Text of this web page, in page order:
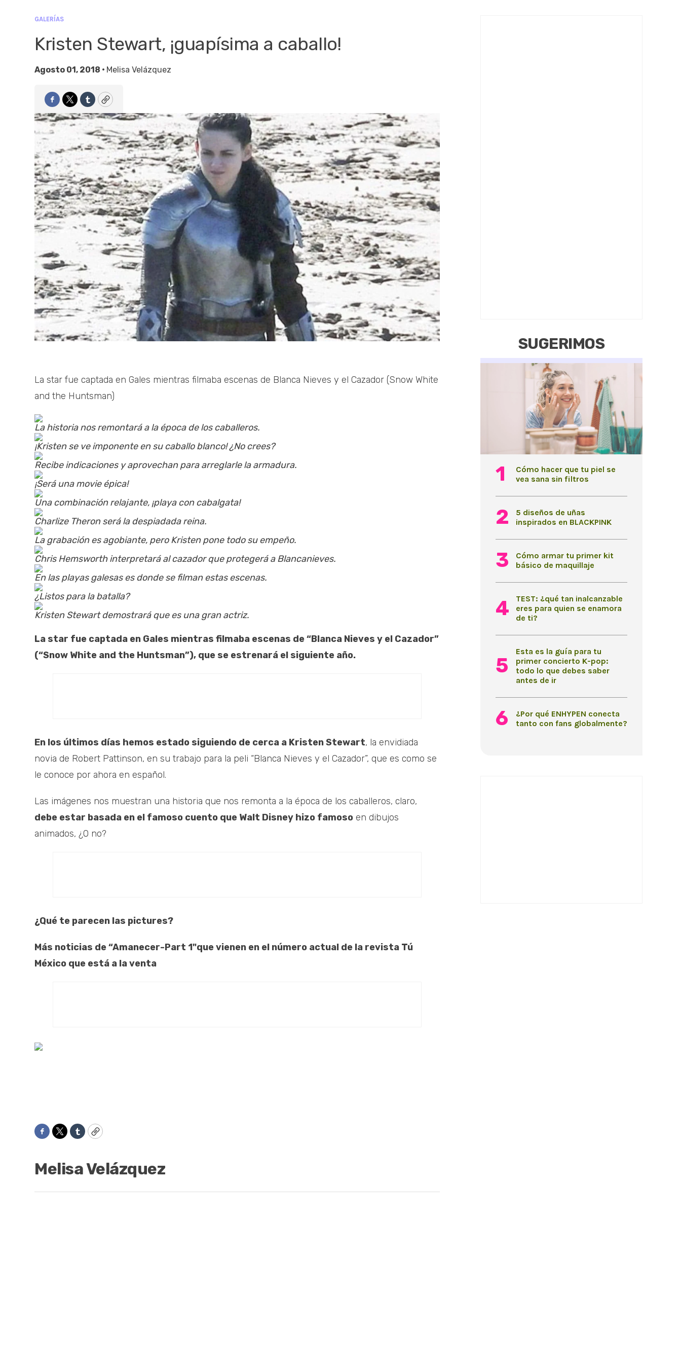
GALERÍAS
Kristen Stewart, ¡guapísima a caballo!
Agosto 01, 2018 • Melisa Velázquez
Facebook
TwitterTumblrCopy
La star fue captada en Gales mientras filmaba escenas de Blanca Nieves y el Cazador (Snow White
and the Huntsman)
La historia nos remontará a la época de los caballeros.
¡Kristen se ve imponente en su caballo blanco! ¿No crees?
Recibe indicaciones y aprovechan para arreglarle la armadura.
¡Será una movie épica!
Una combinación relajante, ¡playa con cabalgata!
Charlize Theron será la despiadada reina.
La grabación es agobiante, pero Kristen pone todo su empeño.
Chris Hemsworth interpretará al cazador que protegerá a Blancanieves.
En las playas galesas es donde se filman estas escenas.
¿Listos para la batalla?
Kristen Stewart demostrará que es una gran actriz.
La star fue captada en Gales mientras filmaba escenas de “Blanca Nieves y el Cazador”
(“Snow White and the Huntsman”), que se estrenará el siguiente año.
En los últimos días hemos estado siguiendo de cerca a Kristen Stewart, la envidiada
novia de Robert Pattinson, en su trabajo para la peli “Blanca Nieves y el Cazador”, que es como se
le conoce por ahora en español.
Las imágenes nos muestran una historia que nos remonta a la época de los caballeros, claro,
debe estar basada en el famoso cuento que Walt Disney hizo famoso en dibujos
animados, ¿O no?
¿Qué te parecen las pictures?
Más noticias de “Amanecer-Part 1"que vienen en el número actual de la revista Tú
México que está a la venta
Facebook
TwitterTumblrCopy
Melisa Velázquez
SUGERIMOS
Cómo hacer que tu piel se
vea sana sin filtros
5 diseños de uñas
inspirados en BLACKPINK
Cómo armar tu primer kit
básico de maquillaje
TEST: ¿qué tan inalcanzable
eres para quien se enamora
de ti?
Esta es la guía para tu
primer concierto K-pop:
todo lo que debes saber
antes de ir
¿Por qué ENHYPEN conecta
tanto con fans globalmente?